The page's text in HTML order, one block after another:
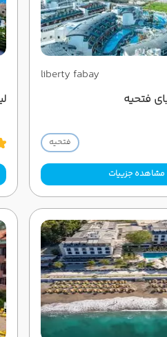
liberty fabay
فتحیه
فتحیه
مشاهده جزییات